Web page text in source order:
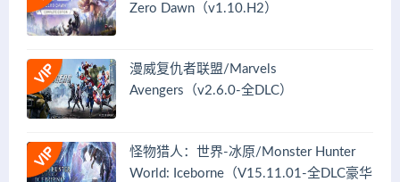
Zero Dawn（v1.10.H2）
漫威复仇者联盟/Marvels
Avengers（v2.6.0-全DLC）
怪物猎人：世界-冰原/Monster Hunter
World: Iceborne（V15.11.01-全DLC豪华